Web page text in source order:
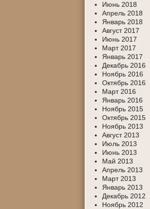
Июнь 2018
Апрель 2018
Январь 2018
Август 2017
Июнь 2017
Март 2017
Январь 2017
Декабрь 2016
Ноябрь 2016
Октябрь 2016
Март 2016
Январь 2016
Ноябрь 2015
Октябрь 2015
Ноябрь 2013
Август 2013
Июль 2013
Июнь 2013
Май 2013
Апрель 2013
Март 2013
Январь 2013
Декабрь 2012
Ноябрь 2012